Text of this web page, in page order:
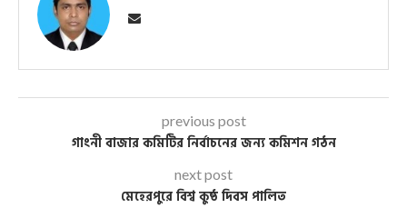
previous post
গাংনী বাজার কমিটির নির্বাচনের জন্য কমিশন গঠন
next post
মেহেরপুরে বিশ্ব কুষ্ঠ দিবস পালিত